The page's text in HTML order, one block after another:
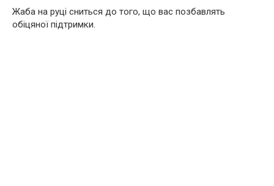
Жаба на руці сниться до того, що вас позбавлять
обіцяної підтримки.